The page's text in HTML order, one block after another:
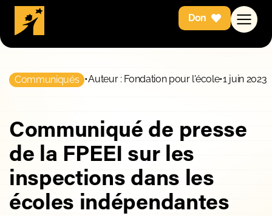
Don
Communiqués •Auteur : Fondation pour l'école•1 juin 2023
Communiqué de presse
de la FPEEI sur les
inspections dans les
écoles indépendantes